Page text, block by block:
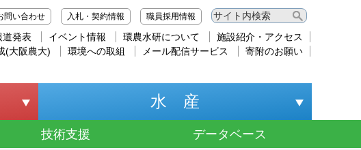
問い合わせ 入札・契約情報 職員採用情報
道発表 イベント情報 環農水研について
施設紹介・アクセス
(大阪農大) 環境への取組 メール配信サービス 寄附のお願い
水 産
技術支援 データベース